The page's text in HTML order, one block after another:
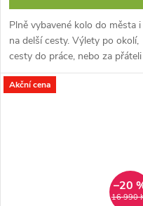
Plně vybavené kolo do města i
na delší cesty. Výlety po okolí,
cesty do práce, nebo za přáteli
na zahradu? Umíme a dlouho
bez toho aby váš Rokk...
Akční cena
16 990
–20